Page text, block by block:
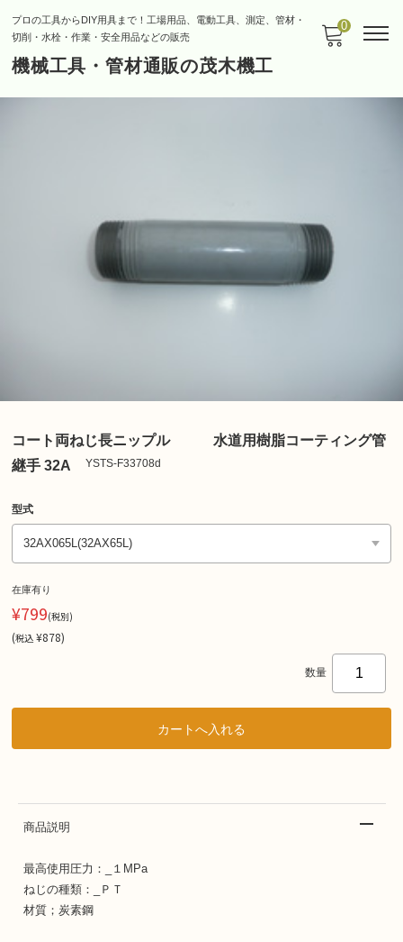
プロの工具からDIY用具まで！工場用品、電動工具、測定、管材・
切削・水栓・作業・安全用品などの販売
機械工具・管材通販の茂木機工
0
コート両ねじ長ニップル 水道用樹脂コーティング管
継手 32A
YSTS-F33708d
型式
在庫有り
¥799(税別)
(税込 ¥878)
数量
商品説明
最高使用圧力：_１MPa
ねじの種類：_ＰＴ
材質；炭素鋼